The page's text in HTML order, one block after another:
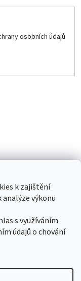
k zajištění
výkonu
s využíváním
údajů o chování
osobních údajů